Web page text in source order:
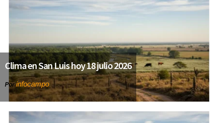
Clima en San Luis hoy 18 julio 2026
Porinfocampo